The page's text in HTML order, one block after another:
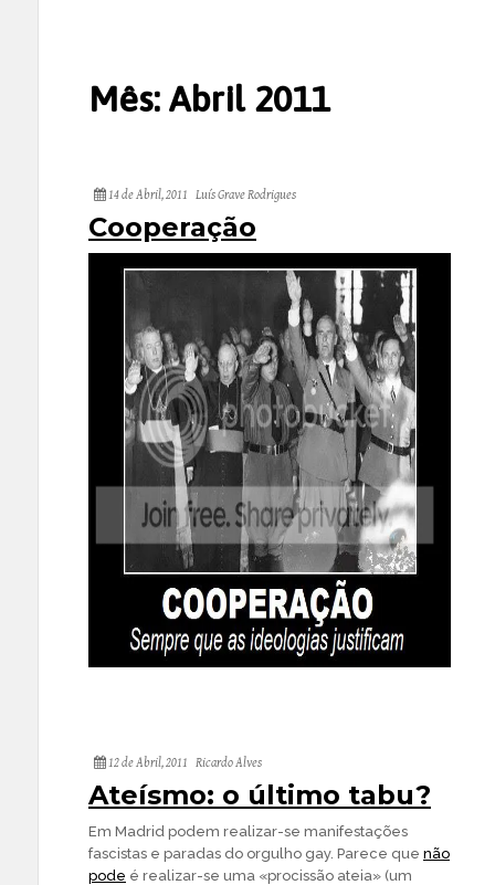
Mês: Abril 2011
14 de Abril, 2011 Luís Grave Rodrigues
Cooperação
12 de Abril, 2011 Ricardo Alves
Ateísmo: o último tabu?
Em Madrid podem realizar-se manifestações
fascistas e paradas do orgulho gay. Parece que não
pode é realizar-se uma «procissão ateia» (um